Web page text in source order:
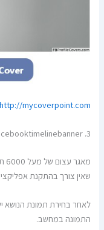
http://mycoverpoint.com
3. facebooktimelinebanner
שאין צורך בהתקנת
לאחר בחירת תמונת הנושא
התמונה במחשב.